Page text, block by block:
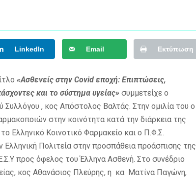
LinkedIn Email Εκτύπωση
«Ασθενείς στην Covid εποχή: Επιπτώσεις,
και το σύστημα υγείας» συμμετείχε ο
, κος Απόστολος Βαλτάς. Στην ομιλία του ο
στην κοινότητα κατά την διάρκεια της
Ελληνικό Κοινοτικό Φαρμακείο και ο Π.Φ.Σ.
Ελληνική Πολιτεία στην προσπάθεια προάσπισης της
προς όφελος του Έλληνα Ασθενή. Στο συνέδριο
κος Αθανάσιος Πλεύρης, η κα Ματίνα Παγώνη,